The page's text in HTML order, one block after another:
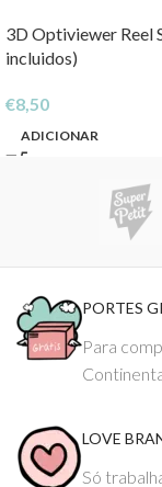
3D Optiviewer Reel
incluidos)
€8,50
ADICIONAR
PORTES
Para
LOVE
Só